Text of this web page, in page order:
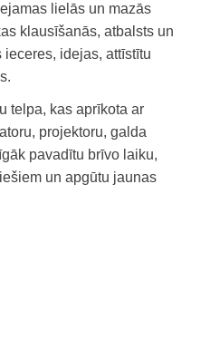
lielās un mazās
klausīšanās, atbalsts un
idejas, attīstītu
telpa, kas aprīkota ar
projektoru, galda
pavadītu brīvo laiku,
un apgūtu jaunas